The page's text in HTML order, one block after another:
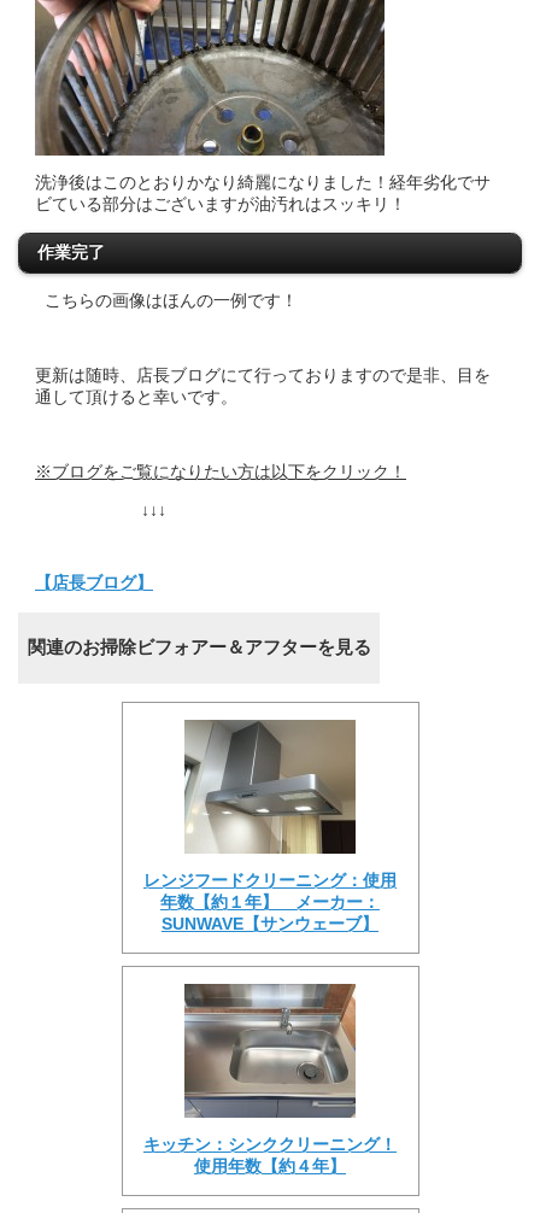
洗浄後はこのとおりかなり綺麗になりました！経年劣化でサ
ビている部分はございますが油汚れはスッキリ！
作業完了
こちらの画像はほんの一例です！
更新は随時、店長ブログにて行っておりますので是非、目を
通して頂けると幸いです。
※ブログをご覧になりたい方は以下をクリック！
↓↓↓
【店長ブログ】
関連のお掃除ビフォアー＆アフターを見る
レンジフードクリーニング：使用
年数【約１年】 メーカー：
SUNWAVE【サンウェーブ】
キッチン：シンククリーニング！
使用年数【約４年】